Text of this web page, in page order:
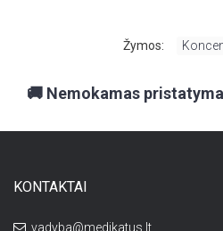
Žymos:
🚚 Nemokamas
KONTAKTAI
vadyba@medikatus.lt